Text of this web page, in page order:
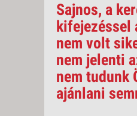
Sajnos, a
kifejezéssel
nem volt
nem jelenti
nem tudunk
ajánlani